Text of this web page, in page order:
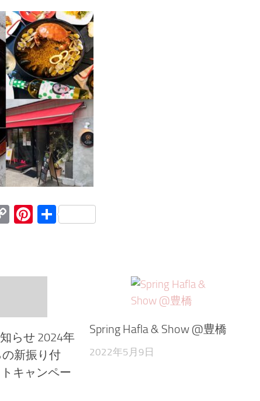
CopyPinterest
共
らせ 2024年
新振り付
キャンペー
Spring Hafla & Show @豊橋
2022年5月9日